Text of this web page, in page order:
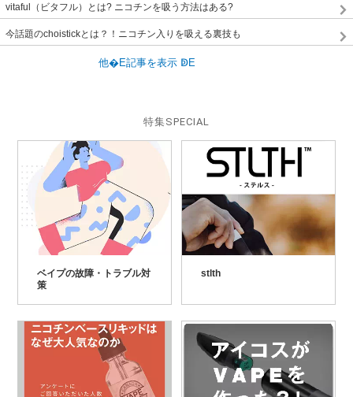
vitaful（ビタフル）とは? ニコチンを吸う方法はある?
今話題のchoistickとは？！ニコチン入りを吸える裏技も
特集 SPECIAL
ベイプの故障・トラブル対
策
stlth